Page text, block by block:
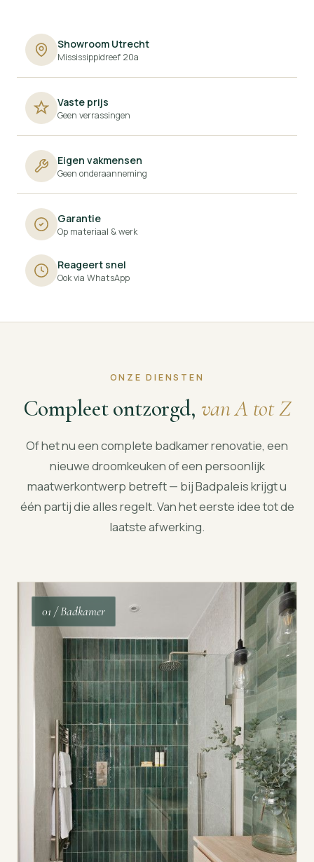
Showroom Utrecht
Mississippidreef 20a
Vaste prijs
Geen verrassingen
Eigen vakmensen
Geen onderaanneming
Garantie
Op materiaal & werk
Reageert snel
Ook via WhatsApp
ONZE DIENSTEN
Compleet ontzorgd, van A tot Z
Of het nu een complete badkamer renovatie, een
nieuwe droomkeuken of een persoonlijk
maatwerkontwerp betreft — bij Badpaleis krijgt u
één partij die alles regelt. Van het eerste idee tot de
laatste afwerking.
01 / Badkamer